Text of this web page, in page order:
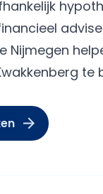
Nijmegen
te